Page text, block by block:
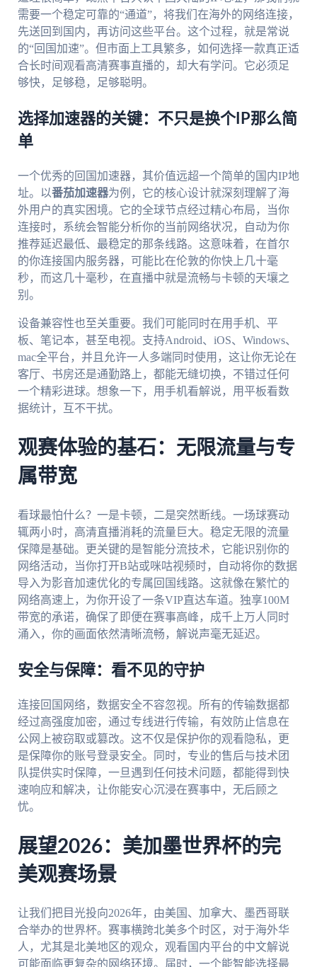
需要一个稳定可靠的“通道”，将我们在海外的网络连接，
先送回到国内，再访问这些平台。这个过程，就是常说
的“回国加速”。但市面上工具繁多，如何选择一款真正适
合长时间观看高清赛事直播的，却大有学问。它必须足
够快，足够稳，足够聪明。
选择加速器的关键：不只是换个IP那么简
单
一个优秀的回国加速器，其价值远超一个简单的国内IP地
址。以番茄加速器为例，它的核心设计就深刻理解了海
外用户的真实困境。它的全球节点经过精心布局，当你
连接时，系统会智能分析你的当前网络状况，自动为你
推荐延迟最低、最稳定的那条线路。这意味着，在首尔
的你连接国内服务器，可能比在伦敦的你快上几十毫
秒，而这几十毫秒，在直播中就是流畅与卡顿的天壤之
别。
设备兼容性也至关重要。我们可能同时在用手机、平
板、笔记本，甚至电视。支持Android、iOS、Windows、
mac全平台，并且允许一人多端同时使用，这让你无论在
客厅、书房还是通勤路上，都能无缝切换，不错过任何
一个精彩进球。想象一下，用手机看解说，用平板看数
据统计，互不干扰。
观赛体验的基石：无限流量与专
属带宽
看球最怕什么？一是卡顿，二是突然断线。一场球赛动
辄两小时，高清直播消耗的流量巨大。稳定无限的流量
保障是基础。更关键的是智能分流技术，它能识别你的
网络活动，当你打开B站或咪咕视频时，自动将你的数据
导入为影音加速优化的专属回国线路。这就像在繁忙的
网络高速上，为你开设了一条VIP直达车道。独享100M
带宽的承诺，确保了即便在赛事高峰，成千上万人同时
涌入，你的画面依然清晰流畅，解说声毫无延迟。
安全与保障：看不见的守护
连接回国网络，数据安全不容忽视。所有的传输数据都
经过高强度加密，通过专线进行传输，有效防止信息在
公网上被窃取或篡改。这不仅是保护你的观看隐私，更
是保障你的账号登录安全。同时，专业的售后与技术团
队提供实时保障，一旦遇到任何技术问题，都能得到快
速响应和解决，让你能安心沉浸在赛事中，无后顾之
忧。
展望2026：美加墨世界杯的完
美观赛场景
让我们把目光投向2026年，由美国、加拿大、墨西哥联
合举办的世界杯。赛事横跨北美多个时区，对于海外华
人，尤其是北美地区的观众，观看国内平台的中文解说
可能面临更复杂的网络环境。届时，一个能智能选择最